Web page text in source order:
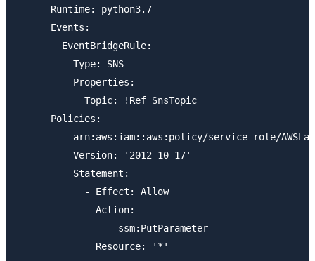
      Runtime: python3.7
      Events:
        EventBridgeRule:
          Type: SNS
          Properties:
            Topic: !Ref SnsTopic
      Policies:
- arn:aws:iam::aws:policy/service-role/
        - Version: '2012-10-17'
          Statement:
            - Effect: Allow
              Action:
                - ssm:PutParameter